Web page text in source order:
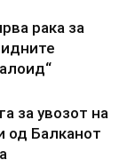
рака за
за увозот на
од Балканот